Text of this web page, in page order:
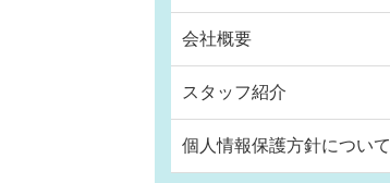
会社概要
スタッフ紹介
個人情報保護方針について